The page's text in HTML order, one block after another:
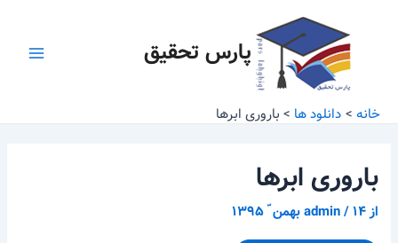
پارس تحقیق
خانه دانلود ها باروری ابرها
باروری ابرها
از admin/۱۴ بهمن ّ ۱۳۹۵